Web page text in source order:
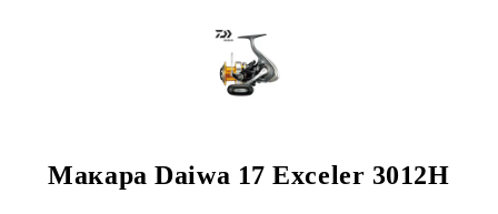
Макара Daiwa 17 Exceler 3012H